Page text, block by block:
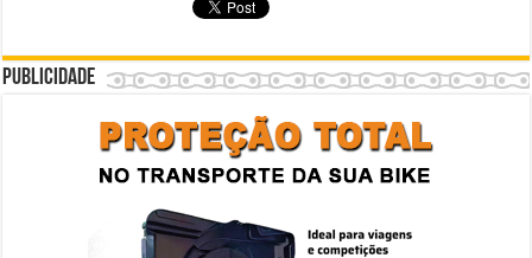
Publicidade